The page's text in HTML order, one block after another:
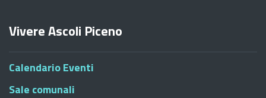
Vivere Ascoli Piceno
Calendario Eventi
Sale comunali